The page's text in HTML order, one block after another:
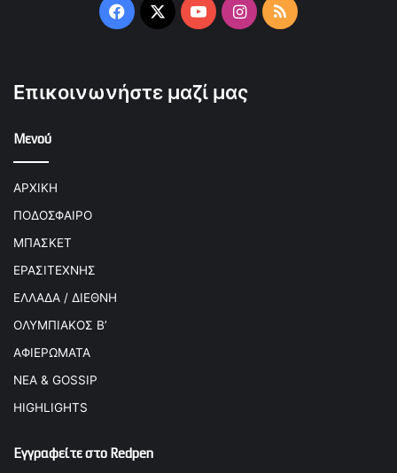
Facebook
X YouTubeInstagram
RSS
Επικοινωνήστε μαζί μας
Μενού
ΑΡΧΙΚΗ
ΠΟΔΟΣΦΑΙΡΟ
ΜΠΑΣΚΕΤ
ΕΡΑΣΙΤΕΧΝΗΣ
ΕΛΛΑΔΑ / ΔΙΕΘΝΗ
ΟΛΥΜΠΙΑΚΟΣ Β’
ΑΦΙΕΡΩΜΑΤΑ
ΝΕΑ & GOSSIP
HIGHLIGHTS
Εγγραφείτε στο Redpen